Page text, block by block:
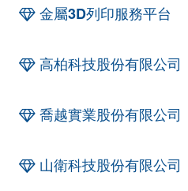
金屬3D列印服務平台
高柏科技股份有限公司
喬越實業股份有限公司
山衛科技股份有限公司